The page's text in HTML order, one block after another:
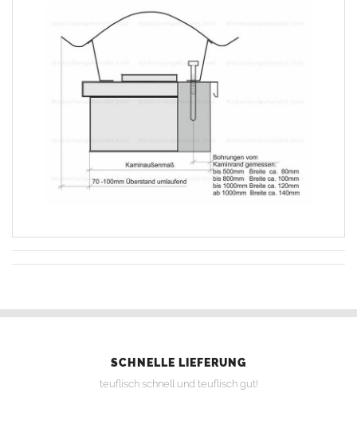
SCHNELLE LIEFERUNG
teuflisch schnell und teuflisch gut!